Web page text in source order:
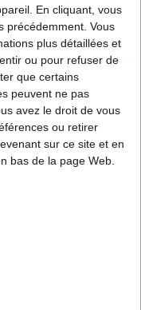
En cliquant, vous
précédemment. Vous
plus détaillées et
ou pour refuser de
que certains
peuvent ne pas
avez le droit de vous
ou retirer
sur ce site et en
bas de la page Web.
des féculents ?
08/2026